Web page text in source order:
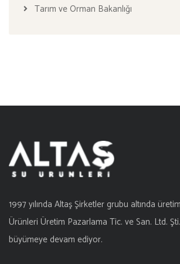
Tarım ve Orman Bakanlığı
1997 yılında Altaş Şirketler grubu altında
Ürünleri Üretim Pazarlama Tic. ve San. Ltd.
büyümeye devam ediyor.